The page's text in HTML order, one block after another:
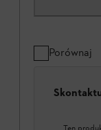
Porównaj
Ten